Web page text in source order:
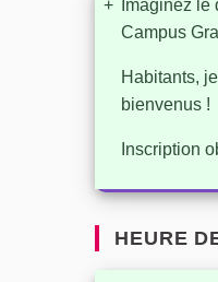
+
Imaginez
Campus
Habitants,
bienvenus !
Inscription
HEURE